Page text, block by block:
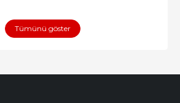
Tümünü göster